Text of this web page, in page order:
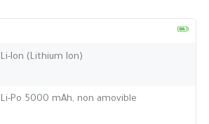
Li-Ion (Lithium Ion)
Li-Po 5000 mAh, non amovible